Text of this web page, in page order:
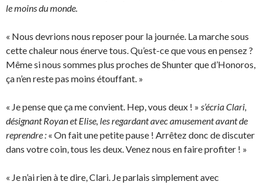
le moins du monde.
« Nous devrions nous reposer pour la journée. La marche sous
cette chaleur nous énerve tous. Qu’est-ce que vous en pensez ?
Même si nous sommes plus proches de Shunter que d’Honoros,
ça n’en reste pas moins étouffant. »
« Je pense que ça me convient. Hep, vous deux ! » s’écria Clari,
désignant Royan et Elise, les regardant avec amusement avant de
reprendre : « On fait une petite pause ! Arrêtez donc de discuter
dans votre coin, tous les deux. Venez nous en faire profiter ! »
« Je n’ai rien à te dire, Clari. Je parlais simplement avec